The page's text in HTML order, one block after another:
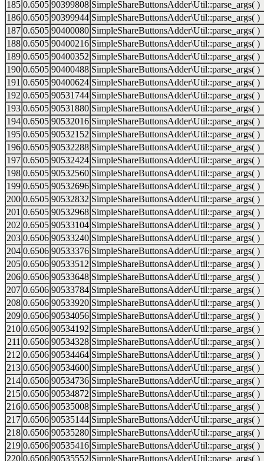
185 0.6505 90399808 SimpleShareButtonsAdder\Util::parse_args( )
186 0.6505 90399944 SimpleShareButtonsAdder\Util::parse_args( )
187 0.6505 90400080 SimpleShareButtonsAdder\Util::parse_args( )
188 0.6505 90400216 SimpleShareButtonsAdder\Util::parse_args( )
189 0.6505 90400352 SimpleShareButtonsAdder\Util::parse_args( )
190 0.6505 90400488 SimpleShareButtonsAdder\Util::parse_args( )
191 0.6505 90400624 SimpleShareButtonsAdder\Util::parse_args( )
192 0.6505 90531744 SimpleShareButtonsAdder\Util::parse_args( )
193 0.6505 90531880 SimpleShareButtonsAdder\Util::parse_args( )
194 0.6505 90532016 SimpleShareButtonsAdder\Util::parse_args( )
195 0.6505 90532152 SimpleShareButtonsAdder\Util::parse_args( )
196 0.6505 90532288 SimpleShareButtonsAdder\Util::parse_args( )
197 0.6505 90532424 SimpleShareButtonsAdder\Util::parse_args( )
198 0.6505 90532560 SimpleShareButtonsAdder\Util::parse_args( )
199 0.6505 90532696 SimpleShareButtonsAdder\Util::parse_args( )
200 0.6505 90532832 SimpleShareButtonsAdder\Util::parse_args( )
201 0.6505 90532968 SimpleShareButtonsAdder\Util::parse_args( )
202 0.6505 90533104 SimpleShareButtonsAdder\Util::parse_args( )
203 0.6506 90533240 SimpleShareButtonsAdder\Util::parse_args( )
204 0.6506 90533376 SimpleShareButtonsAdder\Util::parse_args( )
205 0.6506 90533512 SimpleShareButtonsAdder\Util::parse_args( )
206 0.6506 90533648 SimpleShareButtonsAdder\Util::parse_args( )
207 0.6506 90533784 SimpleShareButtonsAdder\Util::parse_args( )
208 0.6506 90533920 SimpleShareButtonsAdder\Util::parse_args( )
209 0.6506 90534056 SimpleShareButtonsAdder\Util::parse_args( )
210 0.6506 90534192 SimpleShareButtonsAdder\Util::parse_args( )
211 0.6506 90534328 SimpleShareButtonsAdder\Util::parse_args( )
212 0.6506 90534464 SimpleShareButtonsAdder\Util::parse_args( )
213 0.6506 90534600 SimpleShareButtonsAdder\Util::parse_args( )
214 0.6506 90534736 SimpleShareButtonsAdder\Util::parse_args( )
215 0.6506 90534872 SimpleShareButtonsAdder\Util::parse_args( )
216 0.6506 90535008 SimpleShareButtonsAdder\Util::parse_args( )
217 0.6506 90535144 SimpleShareButtonsAdder\Util::parse_args( )
218 0.6506 90535280 SimpleShareButtonsAdder\Util::parse_args( )
219 0.6506 90535416 SimpleShareButtonsAdder\Util::parse_args( )
220 0.6506 90535552 SimpleShareButtonsAdder\Util::parse_args( )